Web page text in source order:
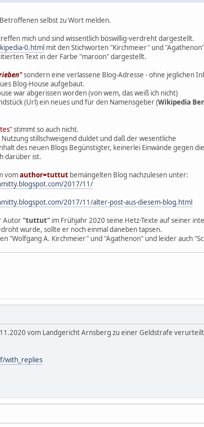
selbst zu Wort melden.
mich und sind wissentlich böswillig-verdreht dargestellt.
0.html mit den Stichworten "Kirchmeier" und
Text in der Farbe "maroon" dargestellt.
sondern eine verlassene Blog-Adresse - ohne jeglichen
Blog-House aufgebaut.
war abgerissen worden (von wem, das weiß ich nicht)
(Url) ein neues und für den Namensgeber (Wikipedia
stimmt so auch nicht.
stillschweigend duldet und daß der wesentliche
des neuen Blogs Begünstigter, keinerlei Einwände gegen die
darüber ist.
vomauthor=tuttut bemängelten Blog nachzulesen unter:
2017/11/
2017/11/alter-post-aus-diesem-blog.html
Autor "tuttut" im Frühjahr 2020 seine Hetz-Texte auf seiner
wurde, sollte er noch einmal daneben tapsen.
"Wolfgang A. Kirchmeier" und "Agathenon" und leider auch
vom Landgericht Arnsberg zu einer Geldstrafe
with_replies